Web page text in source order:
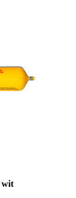
wit